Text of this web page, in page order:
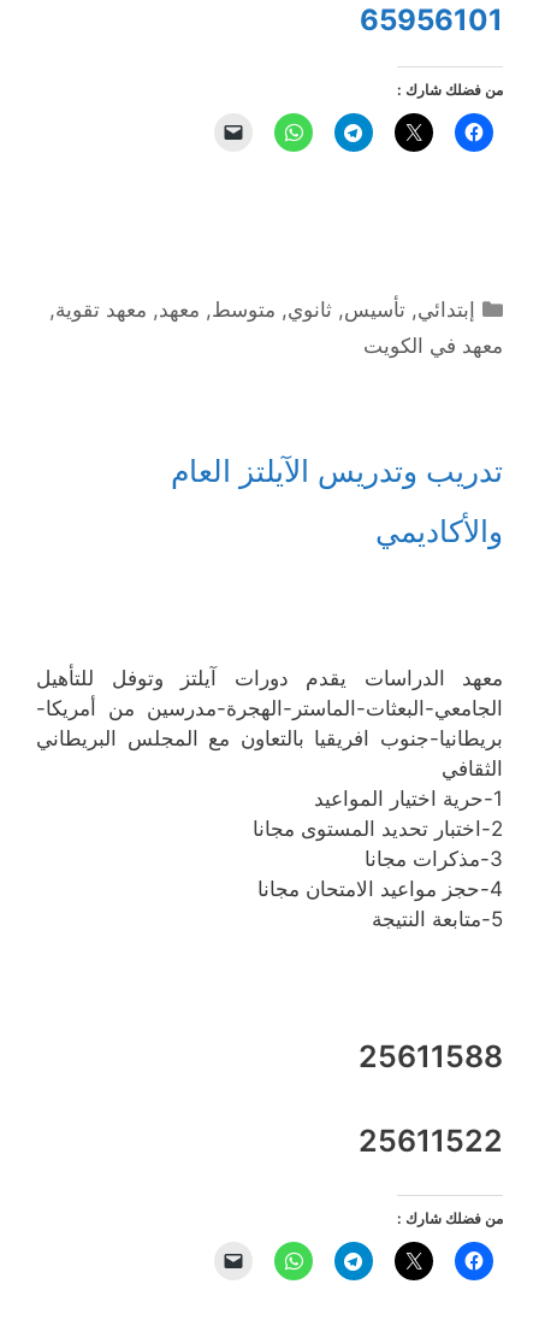
659‪56101
من فضلك شارك :
التصنيفات
إبتدائي,تأسيس,ثانوي, متوسط, معهد, معهد تقوية,
معهد في الكويت
تدريب وتدريس الآيلتز العام
والأكاديمي
معهد الدراسات يقدم دورات آيلتز وتوفل للتأهيل
الجامعي-البعثات-الماستر-الهجرة-مدرسين من أمريكا-
بريطانيا-جنوب افريقيا بالتعاون مع المجلس البريطاني
الثقافي
1-حرية اختيار المواعيد
2-اختبار تحديد المستوى مجانا
3-مذكرات مجانا
4-حجز مواعيد الامتحان مجانا
5-متابعة النتيجة
25611588
25611522
من فضلك شارك :